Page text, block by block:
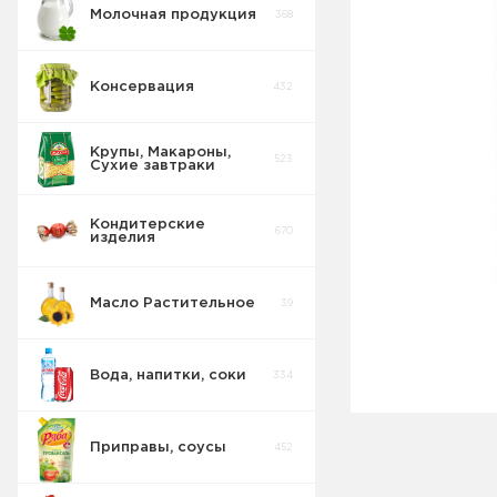
Молочная продукция 368
Консервация 432
Крупы, Макароны,
Сухие завтраки
523
Кондитерские
изделия
670
Масло Растительное 39
Вода, напитки, соки 334
Приправы, соусы 452